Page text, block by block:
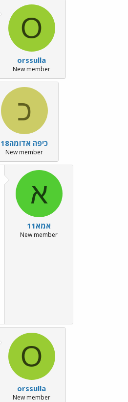
O
orssulla
New member
כ
כיפה אדומה18
New member
א
אמא11
New member
O
orssulla
New member